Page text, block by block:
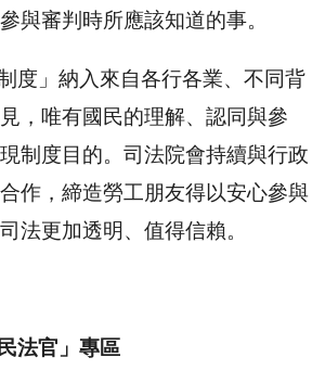
與審判時所應該知道的事。
」納入來自各行各業、不同背
，唯有國民的理解、認同與參
制度目的。司法院會持續與行政
作，締造勞工朋友得以安心參與
法更加透明、值得信賴。
法官」專區